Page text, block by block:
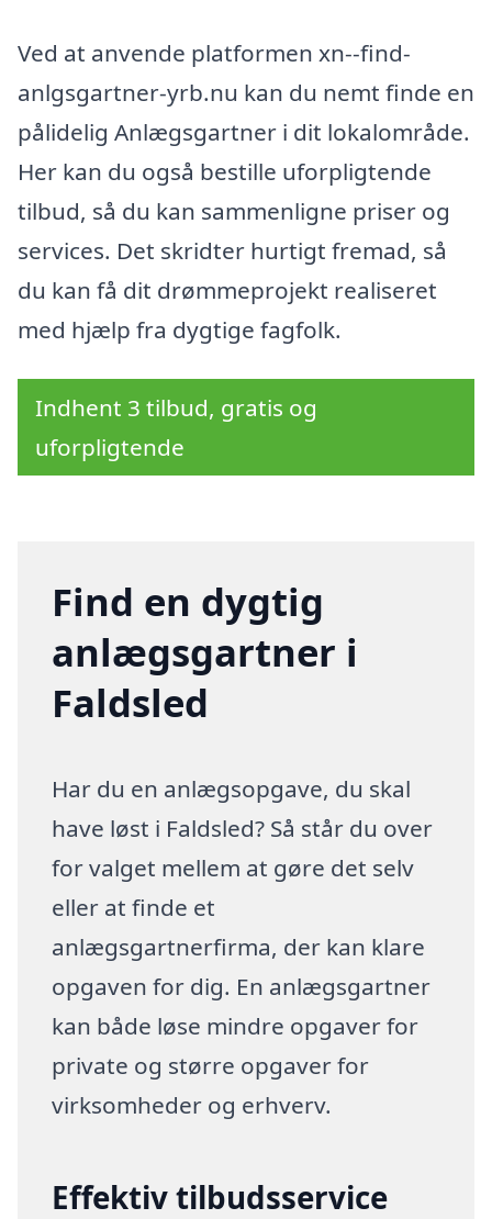
Ved at anvende platformen xn--find-
anlgsgartner-yrb.nu kan du nemt finde en
pålidelig Anlægsgartner i dit lokalområde.
Her kan du også bestille uforpligtende
tilbud, så du kan sammenligne priser og
services. Det skridter hurtigt fremad, så
du kan få dit drømmeprojekt realiseret
med hjælp fra dygtige fagfolk.
Indhent 3 tilbud, gratis og
uforpligtende
Find en dygtig
anlægsgartner i
Faldsled
Har du en anlægsopgave, du skal
have løst i Faldsled? Så står du over
for valget mellem at gøre det selv
eller at finde et
anlægsgartnerfirma, der kan klare
opgaven for dig. En anlægsgartner
kan både løse mindre opgaver for
private og større opgaver for
virksomheder og erhverv.
Effektiv tilbudsservice